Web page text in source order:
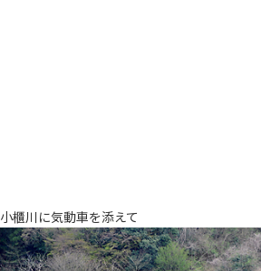
小櫃川に気動車を添えて